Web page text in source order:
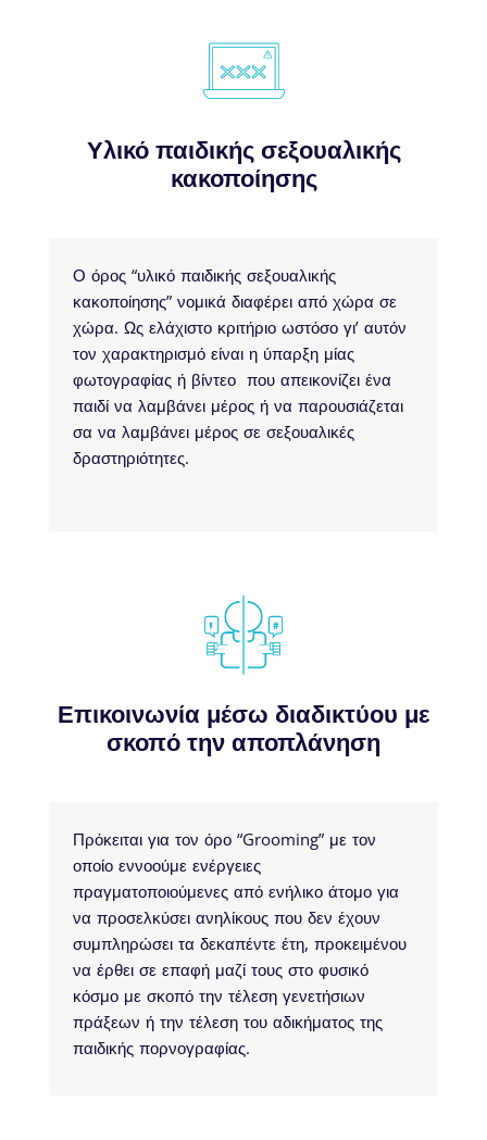
Υλικό παιδικής σεξουαλικής
κακοποίησης
Ο όρος “υλικό παιδικής σεξουαλικής
κακοποίησης” νομικά διαφέρει από χώρα σε
χώρα. Ως ελάχιστο κριτήριο ωστόσο γι’ αυτόν
τον χαρακτηρισμό είναι η ύπαρξη μίας
φωτογραφίας ή βίντεο που απεικονίζει ένα
παιδί να λαμβάνει μέρος ή να παρουσιάζεται
σα να λαμβάνει μέρος σε σεξουαλικές
δραστηριότητες.
Επικοινωνία μέσω διαδικτύου με
σκοπό την αποπλάνηση
Πρόκειται για τον όρο “Grooming” με τον
οποίο εννοούμε ενέργειες
πραγματοποιούμενες από ενήλικο άτομο για
να προσελκύσει ανηλίκους που δεν έχουν
συμπληρώσει τα δεκαπέντε έτη, προκειμένου
να έρθει σε επαφή μαζί τους στο φυσικό
κόσμο με σκοπό την τέλεση γενετήσιων
πράξεων ή την τέλεση του αδικήματος της
παιδικής πορνογραφίας.